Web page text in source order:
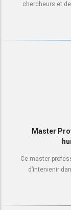
chercheurs et
Master
Ce master
d’intervenir